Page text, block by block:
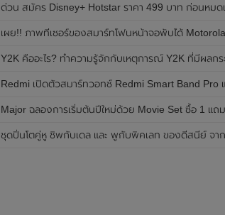
ด่วน สมัคร Disney+ Hotstar ราคา 499 บาท ก่อนหมดเขต 29 มิ.ย. 2566
เผย!! ภาพทีเซอร์ของสมาร์ทโฟนหน้าจอพับได้ Motorola Razr 2023 มาพร้อมรองรับอัตราการรีเฟรชเรทที่สูงขึ้น คาดเปิดตัวในเร็วๆนี้
Y2K คืออะไร? ทำความรู้จักกับเหตุการณ์ Y2K ที่มีผลกระทบต่อโลกในอดี
Redmi เปิดตัวสมาร์ทวอทช์ Redmi Smart Band Pro และ Redmi Watch 2 Lite มาพร้อมหน้าจอขนาดใหญ่ขึ้น , รองรับโหมดออกกำลังกายมากกว่า 110 โหมด และกันน้ำ 5 ATM
Major ฉลองการเริ่มต้นปีใหม่ด้วย Movie Set ซื้อ 1 แถม 1 ในราคาเพียง 290 บาท
ชุดปิ่นโตคู่หู ชิพกับเดล และ พูกับพิคเลท ของดีสนีย์ จาก 7-Eleven